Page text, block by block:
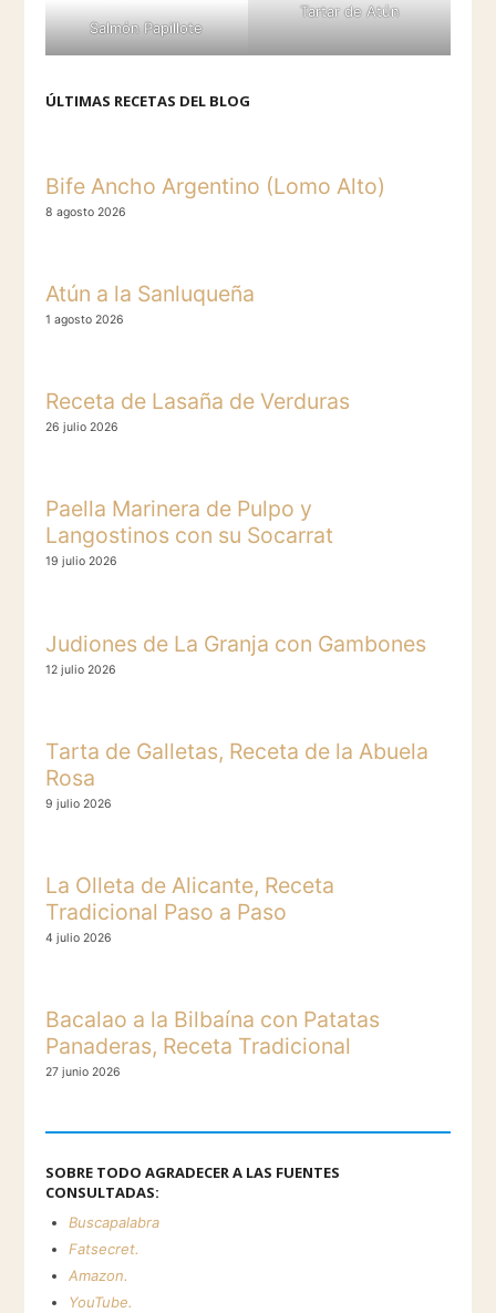
Salmón Papillote
Tartar de Atún
ÚLTIMAS RECETAS DEL BLOG
Bife Ancho Argentino (Lomo Alto)
8 agosto 2026
Atún a la Sanluqueña
1 agosto 2026
Receta de Lasaña de Verduras
26 julio 2026
Paella Marinera de Pulpo y
Langostinos con su Socarrat
19 julio 2026
Judiones de La Granja con Gambones
12 julio 2026
Tarta de Galletas, Receta de la Abuela
Rosa
9 julio 2026
La Olleta de Alicante, Receta
Tradicional Paso a Paso
4 julio 2026
Bacalao a la Bilbaína con Patatas
Panaderas, Receta Tradicional
27 junio 2026
SOBRE TODO AGRADECER A LAS FUENTES
CONSULTADAS:
Buscapalabra
Fatsecret.
Amazon.
YouTube.